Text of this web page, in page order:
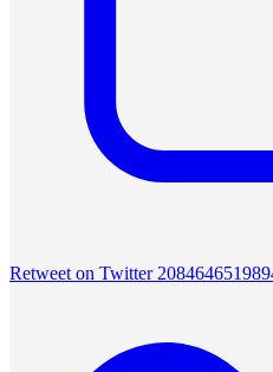
Retweet on Twitter